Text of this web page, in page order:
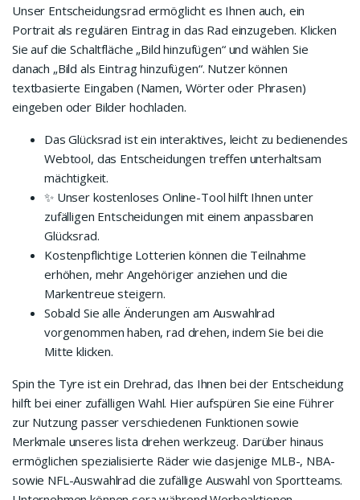
Unser Entscheidungsrad ermöglicht es Ihnen auch, ein
Portrait als regulären Eintrag in das Rad einzugeben. Klicken
Sie auf die Schaltfläche „Bild hinzufügen“ und wählen Sie
danach „Bild als Eintrag hinzufügen“. Nutzer können
textbasierte Eingaben (Namen, Wörter oder Phrasen)
eingeben oder Bilder hochladen.
Das Glücksrad ist ein interaktives, leicht zu bedienendes
Webtool, das Entscheidungen treffen unterhaltsam
mächtigkeit.
✨ Unser kostenloses Online-Tool hilft Ihnen unter
zufälligen Entscheidungen mit einem anpassbaren
Glücksrad.
Kostenpflichtige Lotterien können die Teilnahme
erhöhen, mehr Angehöriger anziehen und die
Markentreue steigern.
Sobald Sie alle Änderungen am Auswahlrad
vorgenommen haben, rad drehen, indem Sie bei die
Mitte klicken.
Spin the Tyre ist ein Drehrad, das Ihnen bei der Entscheidung
hilft bei einer zufälligen Wahl. Hier aufspüren Sie eine Führer
zur Nutzung passer verschiedenen Funktionen sowie
Merkmale unseres lista drehen werkzeug. Darüber hinaus
ermöglichen spezialisierte Räder wie dasjenige MLB-, NBA-
sowie NFL-Auswahlrad die zufällige Auswahl von Sportteams.